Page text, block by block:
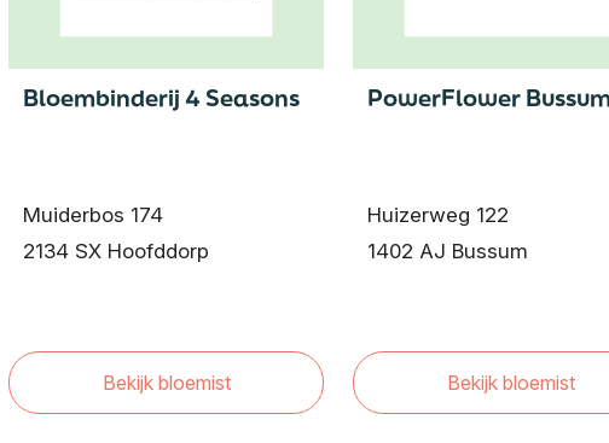
Bloembinderij 4 Seasons
Muiderbos 174
2134 SX Hoofddorp
Bekijk bloemist
PowerFlower Bussum
Huizerweg 122
1402 AJ Bussum
Bekijk bloemist